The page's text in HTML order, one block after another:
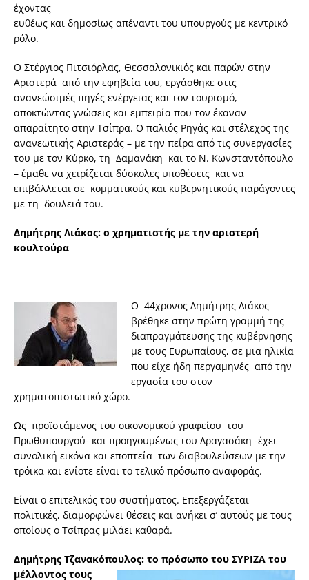
έχοντας
ευθέως και δημοσίως απέναντι του υπουργούς με κεντρικό
ρόλο.
Ο Στέργιος Πιτσιόρλας, Θεσσαλονικιός και παρών στην
Αριστερά από την εφηβεία του, εργάσθηκε στις
ανανεώσιμές πηγές ενέργειας και τον τουρισμό,
αποκτώντας γνώσεις και εμπειρία που τον έκαναν
απαραίτητο στην Τσίπρα. Ο παλιός Ρηγάς και στέλεχος της
ανανεωτικής Αριστεράς – με την πείρα από τις συνεργασίες
του με τον Κύρκο, τη Δαμανάκη και το Ν. Κωνσταντόπουλο
– έμαθε να χειρίζεται δύσκολες υποθέσεις και να
επιβάλλεται σε κομματικούς και κυβερνητικούς παράγοντες
με τη δουλειά του.
Δημήτρης Λιάκος: ο χρηματιστής με την αριστερή
κουλτούρα
Ο 44χρονος Δημήτρης Λιάκος
βρέθηκε στην πρώτη γραμμή της
διαπραγμάτευσης της κυβέρνησης
με τους Ευρωπαίους, σε μια ηλικία
που είχε ήδη περγαμηνές από την
εργασία του στον
χρηματοπιστωτικό χώρο.
Ως προϊστάμενος του οικονομικού γραφείου του
Πρωθυπουργού- και προηγουμένως του Δραγασάκη -έχει
συνολική εικόνα και εποπτεία των διαβουλεύσεων με την
τρόικα και ενίοτε είναι το τελικό πρόσωπο αναφοράς.
Είναι ο επιτελικός του συστήματος. Επεξεργάζεται
πολιτικές, διαμορφώνει θέσεις και ανήκει σ’ αυτούς με τους
οποίους ο Τσίπρας μιλάει καθαρά.
Δημήτρης Τζανακόπουλος: το πρόσωπο του ΣΥΡΙΖΑ του
μέλλοντος τους